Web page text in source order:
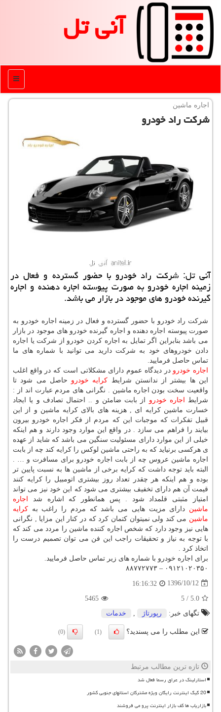
آنی تل
منو
اجاره ماشین
شركت راد خودرو
آنی تل: شركت راد خودرو با حضور گسترده و فعال در
زمینه اجاره خودرو به صورت پیوسته اجاره دهنده و اجاره
گیرنده خودرو های موجود در بازار می باشد.
شرکت راد خودرو با حضور گسترده و فعال در زمینه اجاره خودرو به
صورت پیوسته اجاره دهنده و اجاره گیرنده خودرو های موجود در بازار
می باشد بنابراین اگر تمایل به اجاره کردن خودرو از شرکت یا اجاره
دادن خودروهای خود به شرکت دارید می توانید با شماره های ما
تماس حاصل فرمایید.
اجاره خودرو در دیدگاه عموم دارای مشکلاتی است که در واقع اغلب
این ها بیشتر از ندانستن شرایط کرایه خودرو حاصل می شود تا
واقعیت سخت بودن اجاره ماشین . نگرانی های مردم عبارت اند از :
شرایط
اجاره خودرو از بابت ضامئن و .. احتمال تصادف و یا ایجاد
خسارت ماشین کرایه ای , هزینه های بالای کرایه ماشین و از این
قبیل تفکرات که موجبات این که مردم از فکر اجاره خودرو بیرون
بیایند را فراهم می سازد . در واقع این موارد وجود دارند و هم اینکه
خیلی از این موارد دارای مسئولیت سنگین می باشد که شاید از عهده
ی هرکسی برنیاید که به راحتی ماشین لوکس را کرایه کند چه از بابت
اجاره ماشین عروس چه از بابت اجاره خودرو برای مسافرت و … .
البته باید توجه داشت که کرایه برخی از ماشین ها به نسبت پایین تر
بوده و هم اینکه هر چقدر تعداد روز بیشتری اتومبیل را کرایه کنند
قیمت آن هم دارای تخفیف بیشتری می شود که این خود نیز می تواند
امتیاز مثبتی قلمداد شود . پس همانطور که اشاره شد
اجاره
ماشین دارای مزیت هایی می باشد که مردم را راغب به کرایه
ماشین می کند ولی نمیتوان کتمان کرد که در کنار این مزایا , نگرانی
هایی نیز وجود دارد که شخص اجاره کننده ماشین را مردد می کند که
با توجه به نیاز و تحقیقات راجب این فن می توان تصمیم درست را
اتخاذ کرد .
برای اجاره خودرو با شماره های زیر تماس حاصل فرمایید.
۰۹۱۲۱۰۲۰۳۵۰ – ۸۸۷۷۲۷۷۳
1396/10/12
16:16:32
5.0
/
5
5465
تگهای خبر:
رپورتاژ خدمات
این مطلب را می پسندید؟ (1)
(0)
تازه ترین مطالب مرتبط
استارلینک در عراق رسما فعال شد
20 گیگ اینترنت رایگان ویژه مشترکان استانهای جنوبی کشور
بازاریاب ها کف بازار اینترنت پرو می فروشند